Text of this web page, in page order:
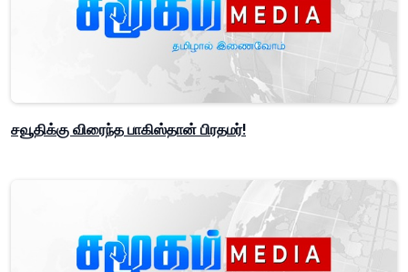
சவூதிக்கு விரைந்த பாகிஸ்தான் பிரதமர்!